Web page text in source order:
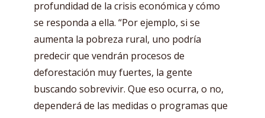
profundidad de la crisis económica y cómo
se responda a ella. “Por ejemplo, si se
aumenta la pobreza rural, uno podría
predecir que vendrán procesos de
deforestación muy fuertes, la gente
buscando sobrevivir. Que eso ocurra, o no,
dependerá de las medidas o programas que